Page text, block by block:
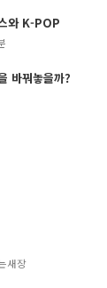
와 K-POP
바꿔놓을까?
새 장